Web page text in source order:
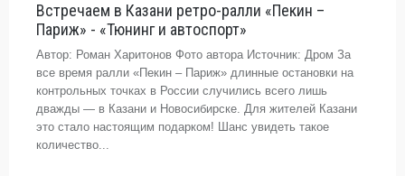
Встречаем в Казани ретро-ралли «Пекин –
Париж» - «Тюнинг и автоспорт»
Автор: Роман Харитонов Фото автора Источник: Дром За
все время ралли «Пекин – Париж» длинные остановки на
контрольных точках в России случились всего лишь
дважды — в Казани и Новосибирске. Для жителей Казани
это стало настоящим подарком! Шанс увидеть такое
количество...